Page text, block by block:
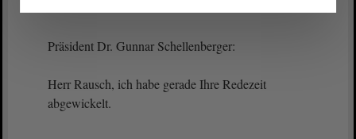
Präsident Dr. Gunnar Schellenberger:
Herr Rausch, ich habe gerade Ihre Redezeit
abgewickelt.